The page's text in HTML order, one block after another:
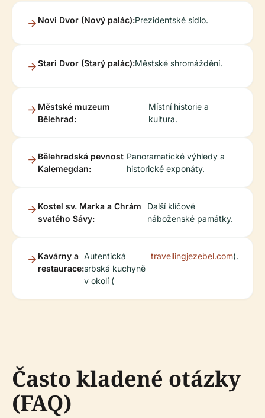
Novi Dvor (Nový palác):Prezidentské sídlo.
Stari Dvor (Starý palác):Městské shromáždění.
Městské muzeum
Bělehrad:
Místní historie a
kultura.
Bělehradská pevnost
Kalemegdan:
Panoramatické výhledy a
historické exponáty.
Kostel sv. Marka a Chrám
svatého Sávy:
Další klíčové
náboženské památky.
Kavárny a
restaurace:
Autentická
srbská kuchyně
v okolí (
travellingjezebel.com).
Často kladené otázky
(FAQ)